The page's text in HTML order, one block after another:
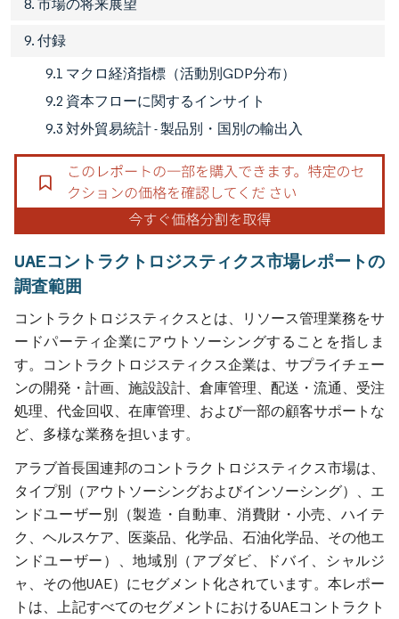
8. 市場の将来展望
9. 付録
9.1 マクロ経済指標（活動別GDP分布）
9.2 資本フローに関するインサイト
9.3 対外貿易統計 - 製品別・国別の輸出入
UAEコントラクトロジスティクス市場レポートの
調査範囲
コントラクトロジスティクスとは、リソース管理業務をサ
ードパーティ企業にアウトソーシングすることを指しま
す。コントラクトロジスティクス企業は、サプライチェー
ンの開発・計画、施設設計、倉庫管理、配送・流通、受注
処理、代金回収、在庫管理、および一部の顧客サポートな
ど、多様な業務を担います。
アラブ首長国連邦のコントラクトロジスティクス市場は、
タイプ別（アウトソーシングおよびインソーシング）、エ
ンドユーザー別（製造・自動車、消費財・小売、ハイテ
ク、ヘルスケア、医薬品、化学品、石油化学品、その他エ
ンドユーザー）、地域別（アブダビ、ドバイ、シャルジ
ャ、その他UAE）にセグメント化されています。本レポー
トは、上記すべてのセグメントにおけるUAEコントラクト